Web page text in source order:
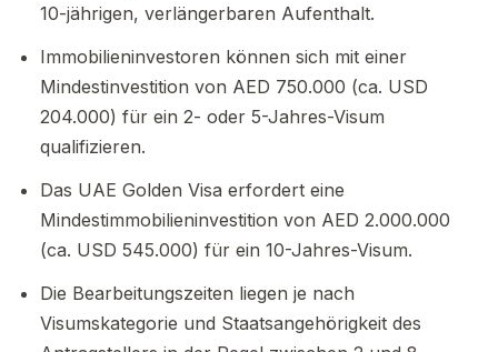
10-jährigen, verlängerbaren Aufenthalt.
Immobilieninvestoren können sich mit einer
Mindestinvestition von AED 750.000 (ca. USD
204.000) für ein 2- oder 5-Jahres-Visum
qualifizieren.
Das UAE Golden Visa erfordert eine
Mindestimmobilieninvestition von AED 2.000.000
(ca. USD 545.000) für ein 10-Jahres-Visum.
Die Bearbeitungszeiten liegen je nach
Visumskategorie und Staatsangehörigkeit des